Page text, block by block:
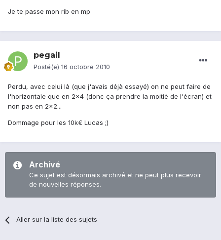
Je te passe mon rib en mp
pegail
Posté(e) 16 octobre 2010
Perdu, avec celui là (que j'avais déjà essayé) on ne peut faire de
l'horizontale que en 2x4 (donc ça prendre la moitiè de l'écran) et
non pas en 2x2...
Dommage pour les 10k€ Lucas ;)
Archivé
Ce sujet est désormais archivé et ne peut plus recevoir
de nouvelles réponses.
Aller sur la liste des sujets